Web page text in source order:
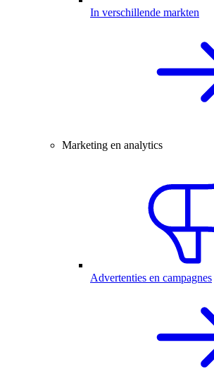
In verschillende markten
Marketing en analytics
Advertenties en campagnes